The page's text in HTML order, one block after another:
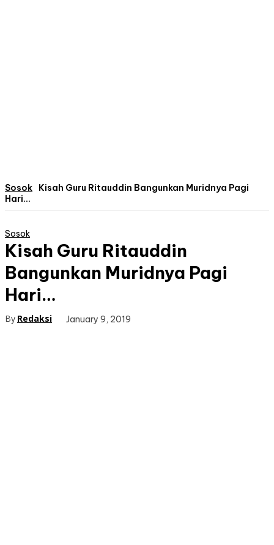
Sosok
Kisah Guru Ritauddin Bangunkan Muridnya Pagi
Hari...
Sosok
Kisah Guru Ritauddin
Bangunkan Muridnya Pagi
Hari…
By Redaksi January 9, 2019